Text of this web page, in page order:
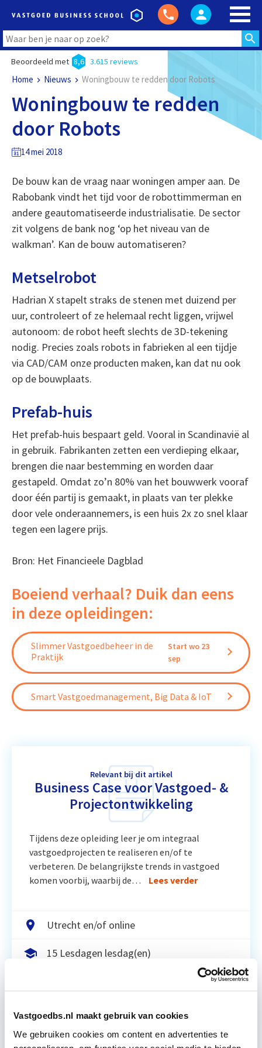
Vastgoedbs.nl maakt gebruik van cookies
We gebruiken cookies om content en advertenties te
Beoordeeld met 8,6 3.615 reviews
Home Nieuws Woningbouw te redden door Robots
Woningbouw te redden
door Robots
14 mei 2018
De bouw kan de vraag naar woningen amper aan. De
Rabobank vindt het tijd voor de robottimmerman en
andere geautomatiseerde industrialisatie. De sector
zit volgens de bank nog ‘op het niveau van de
walkman’. Kan de bouw automatiseren?
Metselrobot
Hadrian X stapelt straks de stenen met duizend per
uur, controleert of ze helemaal recht liggen, vrijwel
autonoom: de robot heeft slechts de 3D-tekening
nodig. Precies zoals robots in fabrieken al een tijdje
via CAD/CAM onze producten maken, kan dat nu ook
op de bouwplaats.
Prefab-huis
Het prefab-huis bespaart geld. Vooral in Scandinavië al
in gebruik. Fabrikanten zetten een verdieping elkaar,
brengen die naar bestemming en worden daar
gestapeld. Omdat zo’n 80% van het bouwwerk vooraf
door één partij is gemaakt, in plaats van ter plekke
door vele onderaannemers, is een huis 2x zo snel klaar
tegen een lagere prijs.
Bron: Het Financieele Dagblad
Boeiend verhaal? Duik dan eens
in deze opleidingen:
Slimmer Vastgoedbeheer in de
Praktijk
Start wo 23
sep
Smart Vastgoedmanagement, Big Data & IoT
Relevant bij dit artikel
Business Case voor Vastgoed- &
Projectontwikkeling
Tijdens deze opleiding leer je om integraal
vastgoedprojecten te realiseren en/of te
verbeteren. De belangrijkste trends in vastgoed
komen voorbij, waarbij de…
Lees verder
Utrecht en/of online
15 Lesdagen lesdag(en)
Eerstvolgende startdatum
do 10 sep 2026 - Utrecht of Online